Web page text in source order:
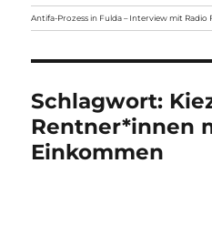
Antifa-Prozess in Fulda – Interview mit Radio
Schlagwort:
Rentner*innen
Einkommen